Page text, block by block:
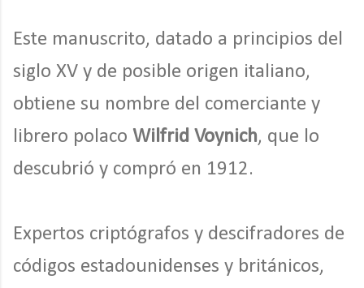
Este manuscrito, datado a principios del
siglo XV y de posible origen italiano,
obtiene su nombre del comerciante y
librero polaco Wilfrid Voynich, que lo
descubrió y compró en 1912.
Expertos criptógrafos y descifradores de
códigos estadounidenses y británicos,